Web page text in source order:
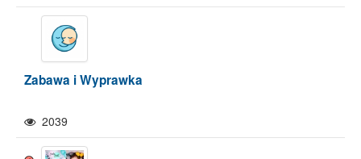
Zabawa i Wyprawka
2039